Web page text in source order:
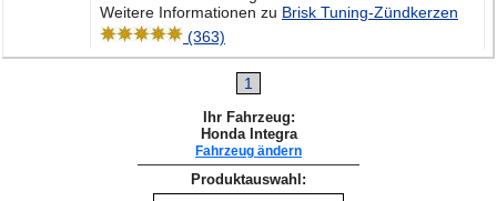
Weitere Informationen zu Brisk Tuning-Zündkerzen
(363)
1
Ihr Fahrzeug:
Honda Integra
Fahrzeug ändern
Produktauswahl: